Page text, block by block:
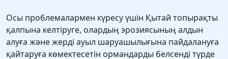
Осы проблемалармен күресу үшін Қытай топырақты
қалпына келтіруге, олардың эрозиясының алдын
алуға және жерді ауыл шаруашылығына пайдалануға
қайтаруға көмектесетін ормандарды белсенді түрде